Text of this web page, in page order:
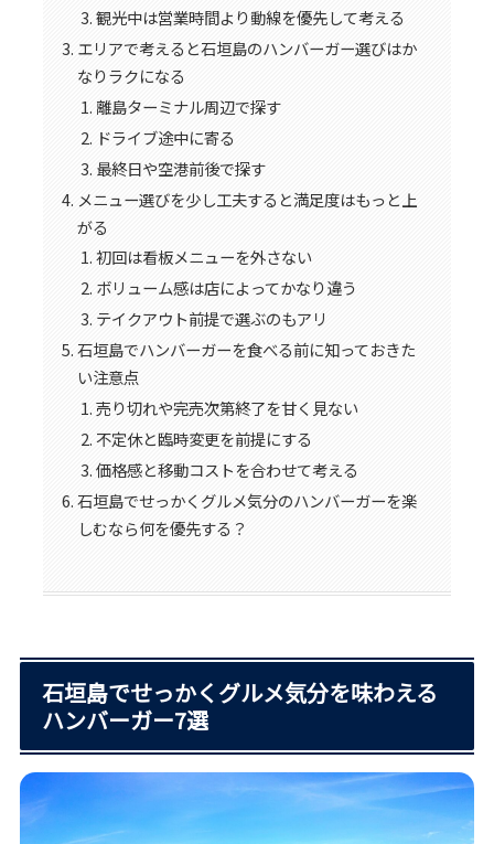
観光中は営業時間より動線を優先して考える
エリアで考えると石垣島のハンバーガー選びはか
なりラクになる
離島ターミナル周辺で探す
ドライブ途中に寄る
最終日や空港前後で探す
メニュー選びを少し工夫すると満足度はもっと上
がる
初回は看板メニューを外さない
ボリューム感は店によってかなり違う
テイクアウト前提で選ぶのもアリ
石垣島でハンバーガーを食べる前に知っておきた
い注意点
売り切れや完売次第終了を甘く見ない
不定休と臨時変更を前提にする
価格感と移動コストを合わせて考える
石垣島でせっかくグルメ気分のハンバーガーを楽
しむなら何を優先する？
石垣島でせっかくグルメ気分を味わえる
ハンバーガー7選